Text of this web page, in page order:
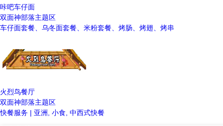
咔吧车仔面
双面神部落主题区
车仔面套餐、乌冬面套餐、米粉套餐、烤肠、烤翅、烤串
火烈鸟餐厅
双面神部落主题区
快餐服务 | 亚洲, 小食, 中西式快餐